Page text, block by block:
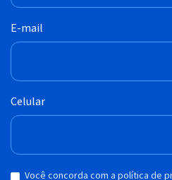
E-mail
Celular
Você concorda com a política de